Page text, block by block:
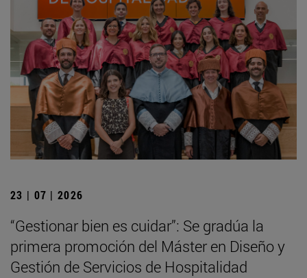
23 | 07 | 2026
“Gestionar bien es cuidar”: Se gradúa la
primera promoción del Máster en Diseño y
Gestión de Servicios de Hospitalidad